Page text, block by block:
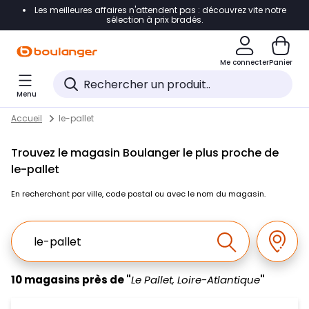
Accéder directement à la navigation
Accéder directement au pied de page
Accéder directement au chatbot
Les meilleures affaires n'attendent pas : découvrez vite notre
sélection à prix bradés.
Me connecterPanier
Menu
Skip to content
Return to Nav
Accueil le-pallet
Trouvez le magasin Boulanger le plus proche de
le-pallet
En recherchant par ville, code postal ou avec le nom du magasin.
Ville, Region, Code postal ou Ville & Pays
Effectuer la
10 magasins près de "Le Pallet, Loire-Atlantique"